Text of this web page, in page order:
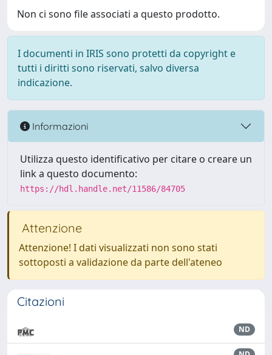
Non ci sono file associati a questo prodotto.
I documenti in IRIS sono protetti da copyright e
tutti i diritti sono riservati, salvo diversa
indicazione.
Informazioni
Utilizza questo identificativo per citare o creare un
link a questo documento:
https://hdl.handle.net/11586/84705
Attenzione
Attenzione! I dati visualizzati non sono stati
sottoposti a validazione da parte dell'ateneo
Citazioni
ND